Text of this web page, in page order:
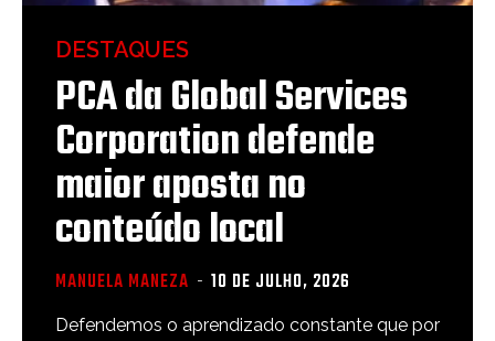
DESTAQUES
PCA da Global Services
Corporation defende
maior aposta no
conteúdo local
MANUELA MANEZA - 10 DE JULHO, 2026
Defendemos o aprendizado constante que por